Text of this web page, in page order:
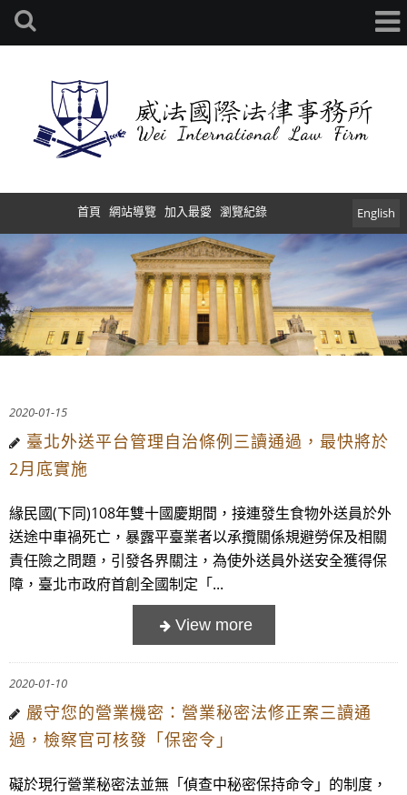
首頁 網站導覽 加入最愛 English
瀏覽紀錄
2020-01-15
​臺北外送平台管理自治條例三讀通過，最快將於
2月底實施
緣民國(下同)108年雙十國慶期間，接連發生食物外送員於外
送途中車禍死亡，暴露平臺業者以承攬關係規避勞保及相關
責任險之問題，引發各界關注，為使外送員外送安全獲得保
障，臺北市政府首創全國制定「...
2020-01-10
​嚴守您的營業機密：營業秘密法修正案三讀通
過，檢察官可核發「保密令」
礙於現行營業秘密法並無「偵查中秘密保持命令」的制度，